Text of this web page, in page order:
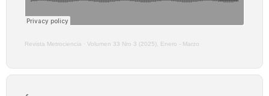
Revista Metrociencia · Volumen 33 Nro 3 (2025), Enero - Marzo